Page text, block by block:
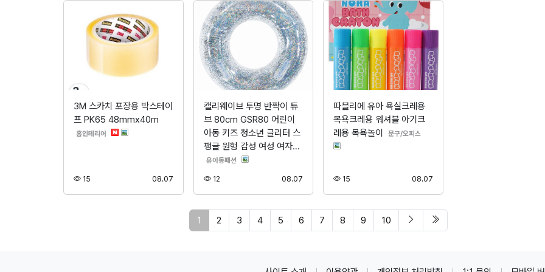
3M 스카치 포장용 박스테이
프 PK65 48mmx40m
홈인테리어 분류
15 08.07등록
캘리웨이브 투명 반짝이 튜
브 80cm GSR80 어린이
아동 키즈 청소년 글리터 스
팽글 원형 감성 여성 여자…
유아동패션분류
12조회 08.07
따블리에 유아 욕실크레용
목욕크레용 워셔블 아기크
레용 목욕놀이
문구/오피스
15 08.07등록
1 페이지 현재
2 3 4 5 6 7 8 9 10 다음 페이지마지막 페이지/span>